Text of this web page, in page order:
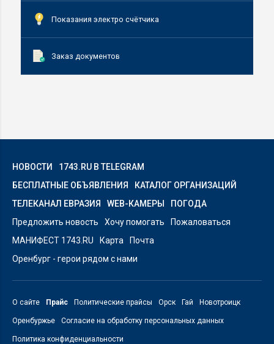
Показания электро счётчика
Заказ документов
НОВОСТИ
1743.RU В TELEGRAM
БЕСПЛАТНЫЕ ОБЪЯВЛЕНИЯ
КАТАЛОГ ОРГАНИЗАЦИЙ
ТЕЛЕКАНАЛ ЕВРАЗИЯ
WEB-КАМЕРЫ
ПОГОДА
Предложить новость
Хочу помогать
Пожаловаться
МАНИФЕСТ 1743.RU
Карта
Почта
Оренбург - герои рядом с нами
О сайте Прайс Политические прайсы Орск Гай Новотроицк
Оренбуржье Согласие на обработку персональных данных
Политика конфиденциальности